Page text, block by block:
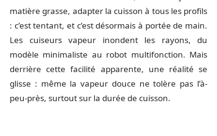
matière grasse, adapter la cuisson à tous les profils
: c’est tentant, et c’est désormais à portée de main.
Les cuiseurs vapeur inondent les rayons, du
modèle minimaliste au robot multifonction. Mais
derrière cette facilité apparente, une réalité se
glisse : même la vapeur douce ne tolère pas l’à-
peu-près, surtout sur la durée de cuisson.